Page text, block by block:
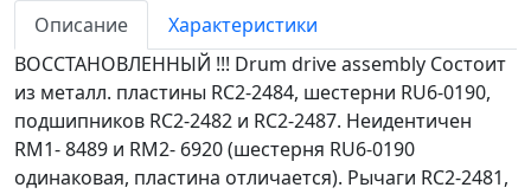
Описание
Характеристики
ВОССТАНОВЛЕННЫЙ !!! Drum drive assembly Cостоит
из металл. пластины RC2-2484, шестерни RU6-0190,
подшипников RC2-2482 и RC2-2487. Неидентичен
RM1- 8489 и RM2- 6920 (шестерня RU6-0190
одинаковая, пластина отличается). Рычаги RC2-2481,